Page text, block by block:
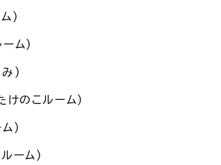
）
ム）
）
けのこルーム）
）
ーム）